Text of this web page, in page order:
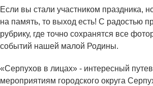
Если вы стали участником праздника,
на память, то выход есть! С радостью
рубрику, где точно сохранятся все
событий нашей малой Родины.
«Серпухов в лицах» - интересный
мероприятиям городского округа